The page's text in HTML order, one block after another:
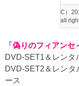
C）
all
「偽りのフィアンセ
DVD-SET1＆レン
DVD-SET2＆レン
ース